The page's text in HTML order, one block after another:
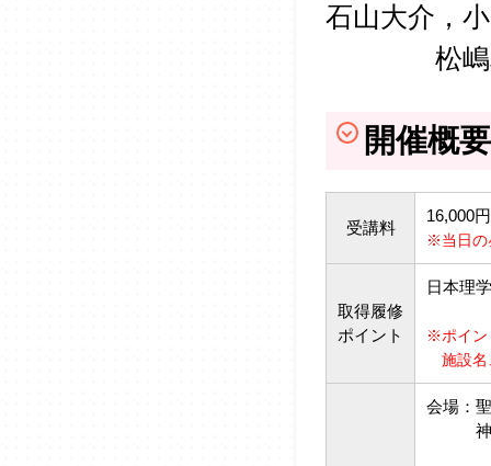
石山大介，
松嶋真哉
開催概要
受講料
16,000
※当日の
取得履修
ポイント
日本理
※ポイン
施設名
会場：
神奈